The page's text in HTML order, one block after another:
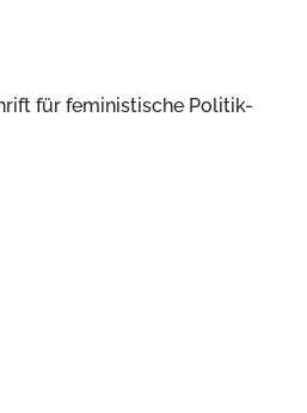
für feministische Politik-